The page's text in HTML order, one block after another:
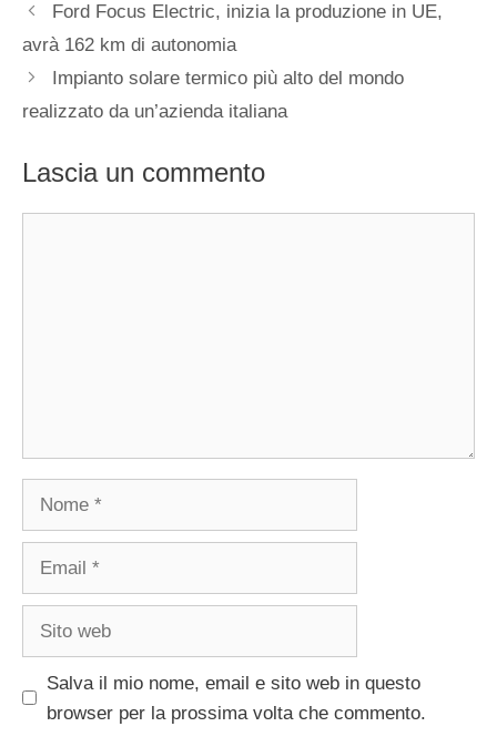
Ford Focus Electric, inizia la produzione in UE,
avrà 162 km di autonomia
Impianto solare termico più alto del mondo
realizzato da un’azienda italiana
Lascia un commento
Salva il mio nome, email e sito web in questo
browser per la prossima volta che commento.